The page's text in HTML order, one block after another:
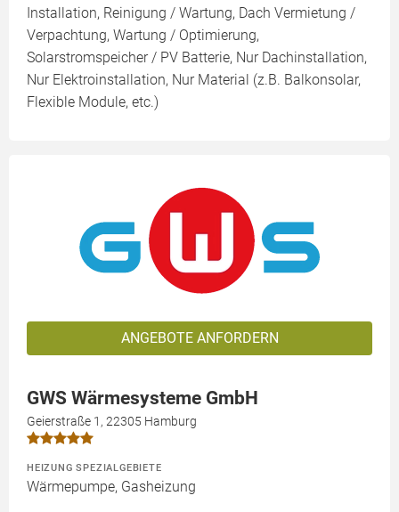
Installation, Reinigung / Wartung, Dach Vermietung /
Verpachtung, Wartung / Optimierung,
Solarstromspeicher / PV Batterie, Nur Dachinstallation,
Nur Elektroinstallation, Nur Material (z.B. Balkonsolar,
Flexible Module, etc.)
ANGEBOTE ANFORDERN
GWS Wärmesysteme GmbH
Geierstraße 1, 22305 Hamburg
HEIZUNG SPEZIALGEBIETE
Wärmepumpe, Gasheizung